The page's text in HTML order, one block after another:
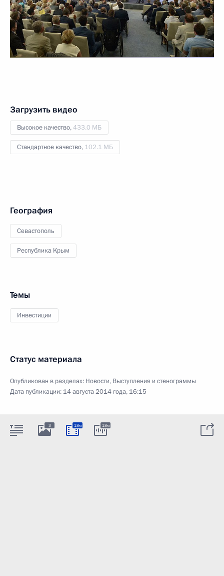
Загрузить видео
Высокое качество,433.0 МБ
Стандартное качество, 102.1 МБ
География
Севастополь
Республика Крым
Темы
Инвестиции
Статус материала
Опубликован в разделах: Новости, Выступления и стенограммы
Дата публикации: 14 августа 2014 года, 16:15
3 18м 18м